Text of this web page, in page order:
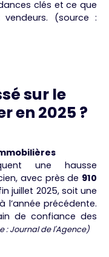
clés et ce que
(source :
sur le
en 2025 ?
une hausse
avec près de 910
juillet 2025, soit une
précédente.
de confiance des
:Journal de l'Agence)